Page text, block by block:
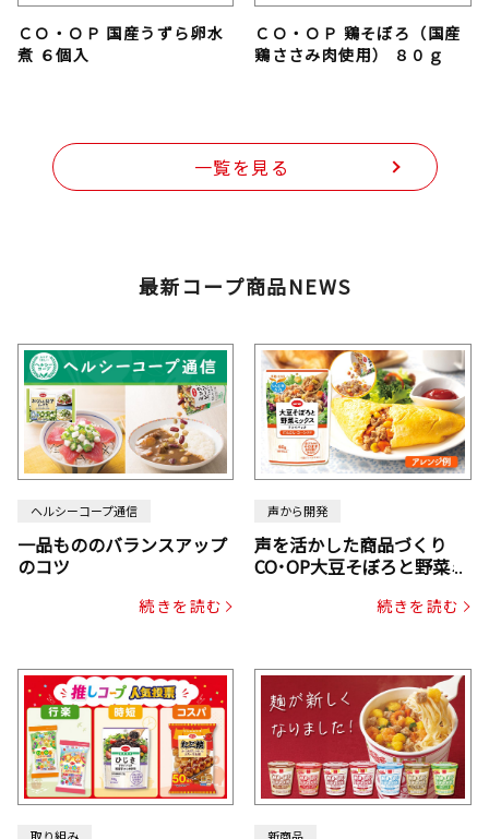
ＣＯ・ＯＰ 国産うずら卵水
煮 ６個入
ＣＯ・ＯＰ 鶏そぼろ（国産
鶏ささみ肉使用） ８０ｇ
一覧を見る
最新コープ商品NEWS
ヘルシーコープ通信
一品もののバランスアップ
のコツ
続きを読む
声から開発
声を活かした商品づくり
CO･OP大豆そぼろと野菜ミ
じん・コーン入り）続きを読む
取り組み 新商品